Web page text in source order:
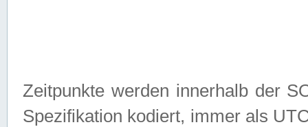
Zeitpunkte werden innerhalb der
Spezifikation kodiert, immer als